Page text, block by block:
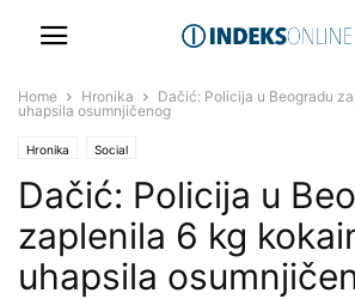
Home Hronika
Dačić: Policija u Beogradu
uhapsila osumnjičenog
Hronika Social
Dačić: Policija u
zaplenila 6 kg
uhapsila